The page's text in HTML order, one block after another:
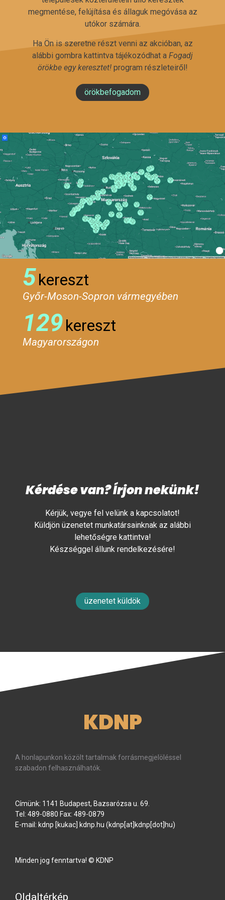
megmentése, felújítása és állaguk megóvása az
utókor számára.
Ha Ön is szeretne részt venni az akcióban, az
alábbi gombra kattintva tájékozódhat a Fogadj
örökbe egy keresztet!program részleteiről!
örökbefogadom
5kereszt
Győr-Moson-Sopron vármegyében
129kereszt
Magyarországon
Kérdése van? Írjon nekünk!
Kérjük, vegye fel velünk a kapcsolatot!
Küldjön üzenetet munkatársainknak az alábbi
lehetőségre kattintva!
Készséggel állunk rendelkezésére!
üzenetet küldök
KDNP
A honlapunkon közölt tartalmak forrásmegjelöléssel
szabadon felhasználhatók.
Címünk: 1141 Budapest, Bazsarózsa u. 69.
Tel: 489-0880 Fax: 489-0879
E-mail: kdnp [kukac] kdnp.hu (kdnp[at]kdnp[dot]hu)
Minden jog fenntartva! © KDNP
Oldaltérkép